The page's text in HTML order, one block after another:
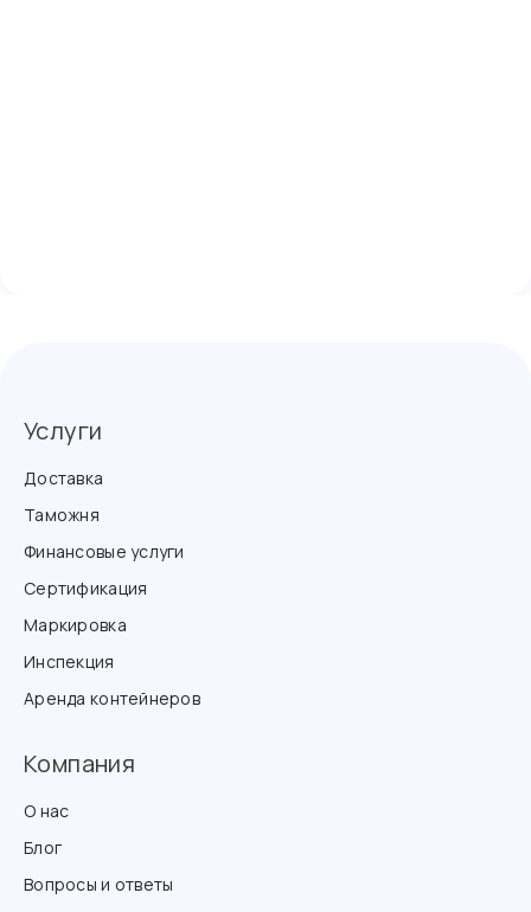
Услуги
Доставка
Таможня
Финансовые услуги
Сертификация
Маркировка
Инспекция
Аренда контейнеров
Компания
О нас
Блог
Вопросы и ответы